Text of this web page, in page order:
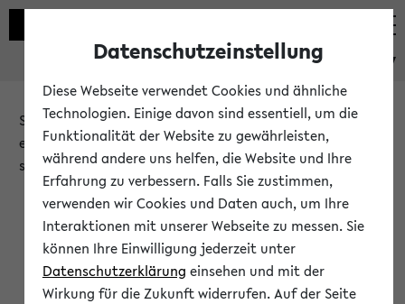
eKVV
Sie möchten auf eine eKVV Funktion zugreifen, die Ihnen
erst nach einer Anmeldung am System zur Verfügung
steht.
Bitte melden Sie sich an:
Anmeldung am eKVV
Datenschutzeinstellung
Diese Webseite verwendet Cookies und ähnliche
Technologien. Einige davon sind essentiell, um die
Funktionalität der Website zu gewährleisten,
während andere uns helfen, die Website und Ihre
Erfahrung zu verbessern. Falls Sie zustimmen,
verwenden wir Cookies und Daten auch, um Ihre
Interaktionen mit unserer Webseite zu messen. Sie
können Ihre Einwilligung jederzeit unter
Datenschutzerklärung einsehen und mit der
Wirkung für die Zukunft widerrufen. Auf der Seite